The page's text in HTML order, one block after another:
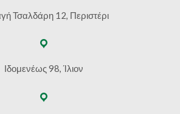
Τσαλδάρη 12, Περιστέρι
Ιδομενέως 98, Ίλιον